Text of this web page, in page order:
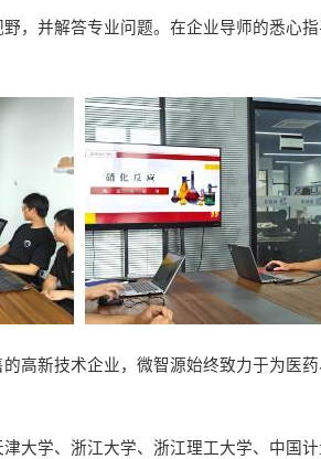
，并解答专业问题。在企业导师的悉心
高新技术企业，微智源始终致力于为医
大学、浙江大学、浙江理工大学、中国